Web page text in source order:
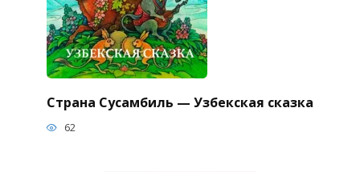
Страна Сусамбиль — Узбекская сказка
62